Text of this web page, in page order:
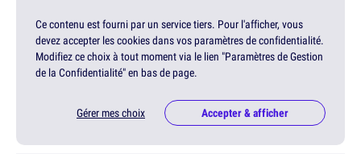
Ce contenu est fourni par un service tiers. Pour l'afficher, vous
devez accepter les cookies dans vos paramètres de confidentialité.
Modifiez ce choix à tout moment via le lien "Paramètres de Gestion
de la Confidentialité" en bas de page.
Gérer mes choix Accepter & afficher